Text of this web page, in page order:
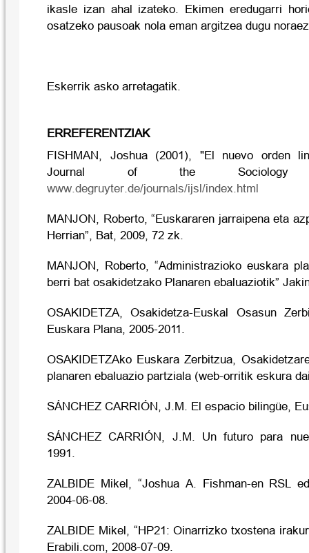
ikasle izan ahal izateko. Ekimen eredugarri
osatzeko pausoak nola eman argitzea dugu
Eskerrik asko arretagatik.
ERREFERENTZIAK
FISHMAN, Joshua (2001), "El nuevo orden
Journal of the Sociology
www.degruyter.de/journals/ijsl/index.html
MANJON, Roberto, “Euskararen jarraipena eta
Herrian”, Bat, 2009, 72 zk.
MANJON, Roberto, “Administrazioko euskara
berri bat osakidetzako Planaren ebaluaziotik”
OSAKIDETZA, Osakidetza-Euskal Osasun
Euskara Plana, 2005-2011.
OSAKIDETZAko Euskara Zerbitzua,
planaren ebaluazio partziala (web-orritik eskura
SÁNCHEZ CARRIÓN, J.M. El espacio bilingüe,
SÁNCHEZ CARRIÓN, J.M. Un futuro para
1991.
ZALBIDE Mikel, “Joshua A. Fishman-en RSL
2004-06-08.
ZALBIDE Mikel, “HP21: Oinarrizko txostena
Erabili.com, 2008-07-09.